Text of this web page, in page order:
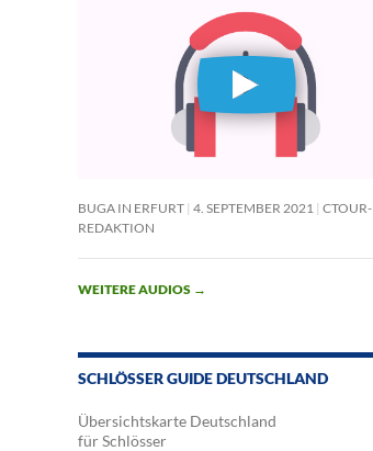
BUGA IN ERFURT 4. SEPTEMBER 2021
CTOUR-
REDAKTION
WEITERE AUDIOS →
SCHLÖSSER GUIDE DEUTSCHLAND
Übersichtskarte Deutschland
für Schlösser